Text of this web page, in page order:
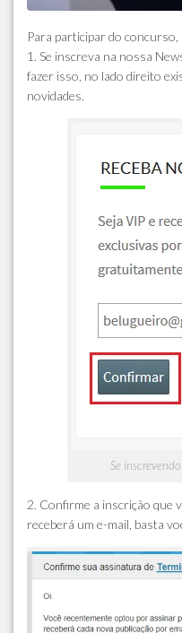
Para participar do
1. Se inscreva na nossa
fazer isso, no lado direito
novidades.
Se
2. Confirme a inscrição que
receberá um e-mail, basta